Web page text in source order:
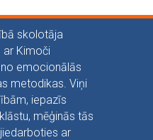
skolotāja
ar Kimoči
emocionālās
metodikas. Viņi
iepazīs
mēģinās tās
ar